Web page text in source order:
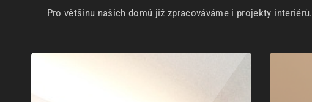
Pro většinu našich domů již zpracováváme i projekty interiérů.